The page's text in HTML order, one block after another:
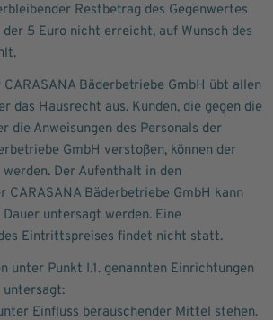
Restbetrag des Gegenwertes
der 5 Euro nicht erreicht, auf Wunsch des
CARASANA Bäderbetriebe GmbH übt allen
das Hausrecht aus. Kunden, die gegen die
die Anweisungen des Personals der
GmbH verstoßen, können der
Der Aufenthalt in den
CARASANA Bäderbetriebe GmbH kann
untersagt werden. Eine
Eintrittspreises findet nicht statt.
unter Punkt I.1. genannten Einrichtungen
Einfluss berauschender Mittel stehen.